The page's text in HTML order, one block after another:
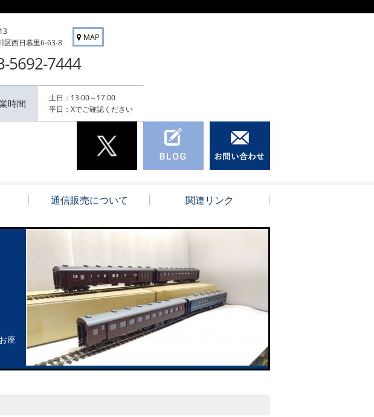
MAP
区西日暮里6-63-8
5692-7444
時間
土日：13:00～17:00
平日：Xでご確認ください
通信販売について 関連リンク
座